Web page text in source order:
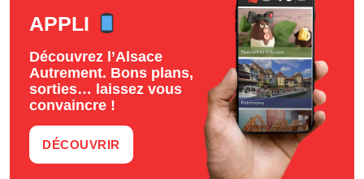
APPLI
Découvrez l’Alsace
Autrement. Bons plans,
sorties… laissez vous
convaincre !
DÉCOUVRIR